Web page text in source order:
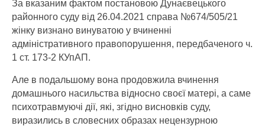
За вказаним фактом постановою Дунаєвецького
районного суду від 26.04.2021 справа №674/505/21
жінку визнано винуватою у вчиненні
адміністративного правопорушення, передбаченого ч.
1 ст. 173-2 КУпАП.
Але в подальшому вона продовжила вчинення
домашнього насильства відносно своєї матері, а саме
психотравмуючі дії, які, згідно висновків суду,
виразились в словесних образах нецензурною